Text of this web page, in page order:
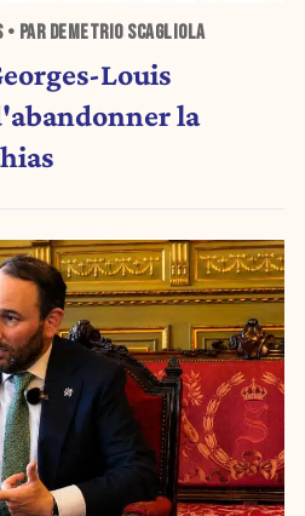
• PAR DEMETRIO SCAGLIOLA
Louis
la